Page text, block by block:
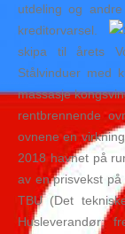
utdeling og
kreditorvarsel.
skipa til årets
Stålvinduer med
massasje
rentbrennende
ovnene en
2018 havnet på
av en prisvekst
TBU (Det
Husleverandør: